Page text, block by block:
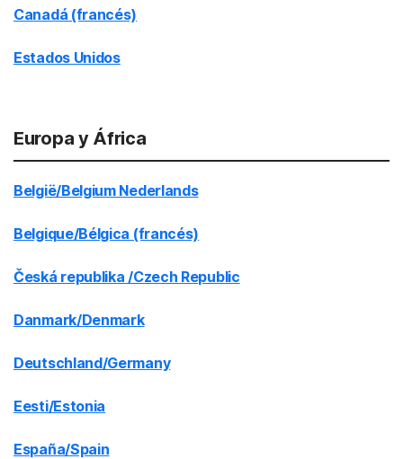
Canadá (francés)
Estados Unidos
Europa y África
België/Belgium Nederlands
Belgique/Bélgica (francés)
Česká republika /Czech Republic
Danmark/Denmark
Deutschland/Germany
Eesti/Estonia
España/Spain